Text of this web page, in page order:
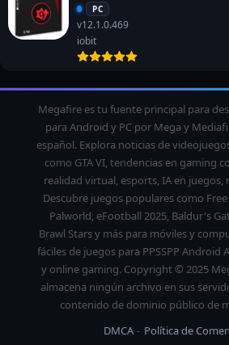
PC
v12.1.0.469
iobit
Megafire es tu fuente principal para
para Android y PC por Mega y
español. Explora noticias de
como GTA VI, tendencias en gaming
realidad virtual, esports, IA en juegos,
Descubre juegos populares como
Palworld, eFootball 2025, Baldur's
Brawl Stars y más para móviles y
fáciles de juegos para PPSSPP Android
y online gaming. Copyright © 2025
almacena ningún archivo en sus
contenido de dominio público de
DMCA
Política de